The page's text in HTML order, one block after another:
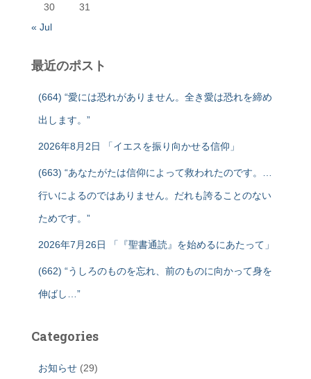
30
31
« Jul
最近のポスト
(664) “愛には恐れがありません。全き愛は恐れを締め
出します。”
2026年8月2日 「イエスを振り向かせる信仰」
(663) “あなたがたは信仰によって救われたのです。…
行いによるのではありません。だれも誇ることのない
ためです。”
2026年7月26日 「『聖書通読』を始めるにあたって」
(662) “うしろのものを忘れ、前のものに向かって身を
伸ばし…”
Categories
お知らせ (29)